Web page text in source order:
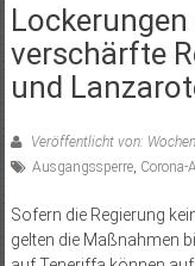
verschärfte
und
Veröffentlicht von:
Ausgangssperre, Corona-
Sofern die Regierung
gelten die Maßnahmen